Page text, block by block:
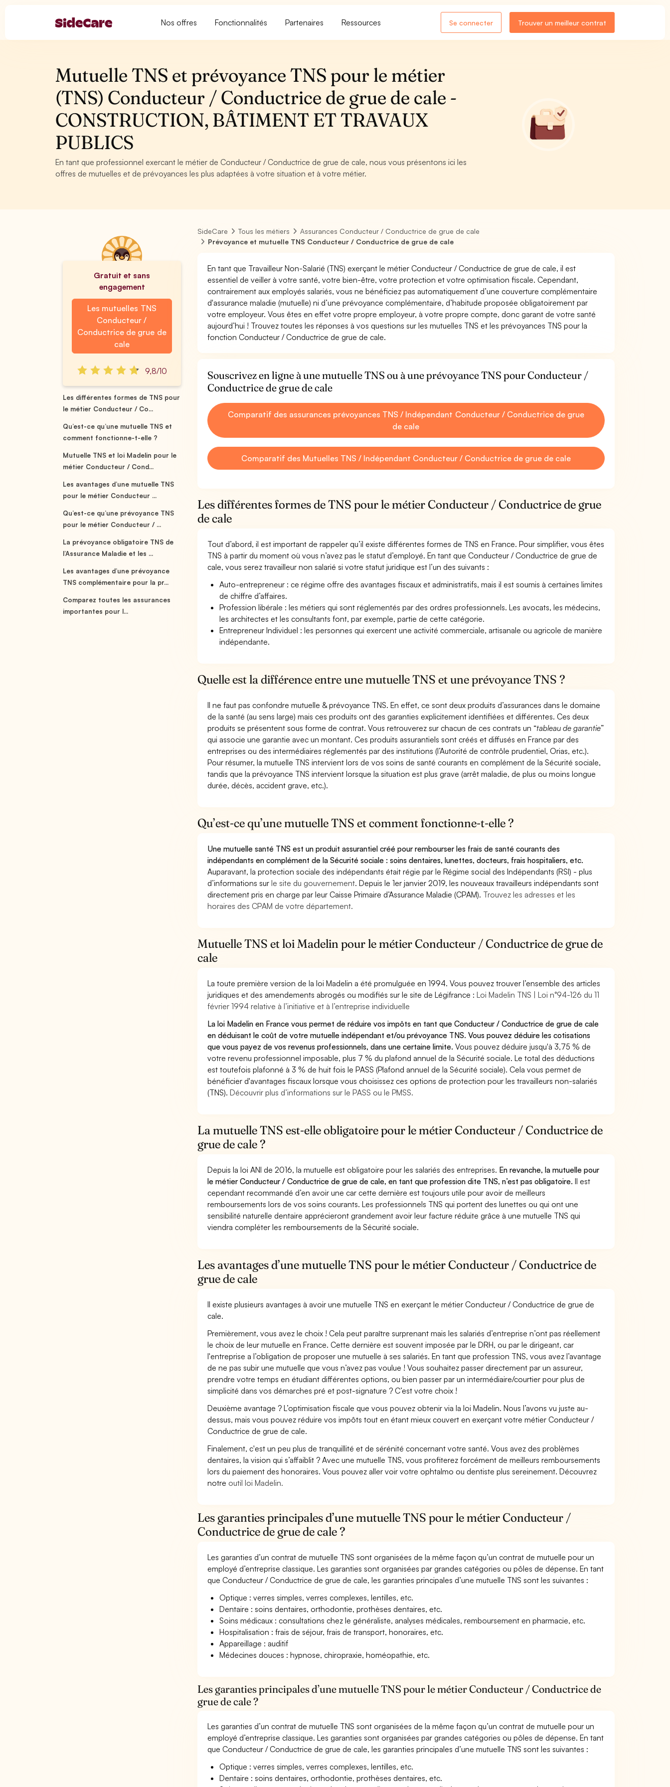
Nos offres Fonctionnalités Partenaires Ressources Se connecter Trouver un meilleur contrat
Mutuelle TNS et prévoyance TNS pour le métier
(TNS) Conducteur / Conductrice de grue de cale -
CONSTRUCTION, BÂTIMENT ET TRAVAUX
PUBLICS
En tant que professionnel exercant le métier de Conducteur / Conductrice de grue de cale, nous vous présentons ici les
offres de mutuelles et de prévoyances les plus adaptées à votre situation et à votre métier.
Gratuit et sans
engagement
Les mutuelles TNS
Conducteur /
Conductrice de grue de
cale
9,8/10
Les différentes formes de TNS pour
le métier Conducteur / Co...
Qu’est-ce qu’une mutuelle TNS et
comment fonctionne-t-elle ?
Mutuelle TNS et loi Madelin pour le
métier Conducteur / Cond...
Les avantages d’une mutuelle TNS
pour le métier Conducteur ...
Qu’est-ce qu’une prévoyance TNS
pour le métier Conducteur / ...
La prévoyance obligatoire TNS de
l’Assurance Maladie et les ...
Les avantages d’une prévoyance
TNS complémentaire pour la pr...
Comparez toutes les assurances
importantes pour l...
SideCare Tous les métiers
Assurances Conducteur / Conductrice de grue de cale
Prévoyance et mutuelle TNS Conducteur / Conductrice de grue de cale
En tant que Travailleur Non-Salarié (TNS) exerçant le métier Conducteur / Conductrice de grue de cale, il est
essentiel de veiller à votre santé, votre bien-être, votre protection et votre optimisation fiscale. Cependant,
contrairement aux employés salariés, vous ne bénéficiez pas automatiquement d’une couverture complémentaire
d'assurance maladie (mutuelle) ni d’une prévoyance complémentaire, d’habitude proposée obligatoirement par
votre employeur. Vous êtes en effet votre propre employeur, à votre propre compte, donc garant de votre santé
aujourd’hui ! Trouvez toutes les réponses à vos questions sur les mutuelles TNS et les prévoyances TNS pour la
fonction Conducteur / Conductrice de grue de cale.
Souscrivez en ligne à une mutuelle TNS ou à une prévoyance TNS pour Conducteur /
Conductrice de grue de cale
Comparatif des assurances prévoyances TNS / Indépendant Conducteur / Conductrice de grue
de cale
Comparatif des Mutuelles TNS / Indépendant Conducteur / Conductrice de grue de cale
Les différentes formes de TNS pour le métier Conducteur / Conductrice de grue
de cale
Tout d’abord, il est important de rappeler qu’il existe différentes formes de TNS en France. Pour simplifier, vous êtes
TNS à partir du moment où vous n’avez pas le statut d’employé. En tant que Conducteur / Conductrice de grue de
cale, vous serez travailleur non salarié si votre statut juridique est l’un des suivants :
Auto-entrepreneur : ce régime offre des avantages fiscaux et administratifs, mais il est soumis à certaines limites
de chiffre d’affaires.
Profession libérale : les métiers qui sont réglementés par des ordres professionnels. Les avocats, les médecins,
les architectes et les consultants font, par exemple, partie de cette catégorie.
Entrepreneur Individuel : les personnes qui exercent une activité commerciale, artisanale ou agricole de manière
indépendante.
Quelle est la différence entre une mutuelle TNS et une prévoyance TNS ?
Il ne faut pas confondre mutuelle & prévoyance TNS. En effet, ce sont deux produits d’assurances dans le domaine
de la santé (au sens large) mais ces produits ont des garanties explicitement identifiées et différentes. Ces deux
produits se présentent sous forme de contrat. Vous retrouverez sur chacun de ces contrats un “tableau de garantie”
qui associe une garantie avec un montant. Ces produits assurantiels sont créés et diffusés en France par des
entreprises ou des intermédiaires réglementés par des institutions (l’Autorité de contrôle prudentiel, Orias, etc.).
Pour résumer, la mutuelle TNS intervient lors de vos soins de santé courants en complément de la Sécurité sociale,
tandis que la prévoyance TNS intervient lorsque la situation est plus grave (arrêt maladie, de plus ou moins longue
durée, décès, accident grave, etc.).
Qu’est-ce qu’une mutuelle TNS et comment fonctionne-t-elle ?
Une mutuelle santé TNS est un produit assurantiel créé pour rembourser les frais de santé courants des
indépendants en complément de la Sécurité sociale : soins dentaires, lunettes, docteurs, frais hospitaliers, etc.
Auparavant, la protection sociale des indépendants était régie par le Régime social des Indépendants (RSI) - plus
d’informations surle site du gouvernement. Depuis le 1er janvier 2019, les nouveaux travailleurs indépendants sont
directement pris en charge par leur Caisse Primaire d’Assurance Maladie (CPAM). Trouvez les adresses et les
horaires des CPAM de votre département.
Mutuelle TNS et loi Madelin pour le métier Conducteur / Conductrice de grue de
cale
La toute première version de la loi Madelin a été promulguée en 1994. Vous pouvez trouver l’ensemble des articles
juridiques et des amendements abrogés ou modifiés sur le site de Légifrance :Loi Madelin TNS | Loi n°94-126 du 11
février 1994 relative à l’initiative et à l’entreprise individuelle
La loi Madelin en France vous permet de réduire vos impôts en tant que Conducteur / Conductrice de grue de cale
en déduisant le coût de votre mutuelle indépendant et/ou prévoyance TNS. Vous pouvez déduire les cotisations
que vous payez de vos revenus professionnels, dans une certaine limite.Vous pouvez déduire jusqu'à 3,75 % de
votre revenu professionnel imposable, plus 7 % du plafond annuel de la Sécurité sociale. Le total des déductions
est toutefois plafonné à 3 % de huit fois le PASS (Plafond annuel de la Sécurité sociale). Cela vous permet de
bénéficier d'avantages fiscaux lorsque vous choisissez ces options de protection pour les travailleurs non-salariés
(TNS).Découvrir plus d’informations sur le PASS ou le PMSS.
La mutuelle TNS est-elle obligatoire pour le métier Conducteur / Conductrice de
grue de cale ?
Depuis la loi ANI de 2016, la mutuelle est obligatoire pour les salariés des entreprises. En revanche, la mutuelle pour
le métier Conducteur / Conductrice de grue de cale, en tant que profession dite TNS, n’est pas obligatoire.Il est
cependant recommandé d’en avoir une car cette dernière est toujours utile pour avoir de meilleurs
remboursements lors de vos soins courants. Les professionnels TNS qui portent des lunettes ou qui ont une
sensibilité naturelle dentaire apprécieront grandement avoir leur facture réduite grâce à une mutuelle TNS qui
viendra compléter les remboursements de la Sécurité sociale.
Les avantages d’une mutuelle TNS pour le métier Conducteur / Conductrice de
grue de cale
Il existe plusieurs avantages à avoir une mutuelle TNS en exerçant le métier Conducteur / Conductrice de grue de
cale.
Premièrement, vous avez le choix ! Cela peut paraître surprenant mais les salariés d’entreprise n’ont pas réellement
le choix de leur mutuelle en France. Cette dernière est souvent imposée par le DRH, ou par le dirigeant, car
l'entreprise a l’obligation de proposer une mutuelle à ses salariés. En tant que profession TNS, vous avez l’avantage
de ne pas subir une mutuelle que vous n’avez pas voulue ! Vous souhaitez passer directement par un assureur,
prendre votre temps en étudiant différentes options, ou bien passer par un intermédiaire/courtier pour plus de
simplicité dans vos démarches pré et post-signature ? C’est votre choix !
Deuxième avantage ? L’optimisation fiscale que vous pouvez obtenir via la loi Madelin. Nous l’avons vu juste au-
dessus, mais vous pouvez réduire vos impôts tout en étant mieux couvert en exerçant votre métier Conducteur /
Conductrice de grue de cale.
Finalement, c'est un peu plus de tranquillité et de sérénité concernant votre santé. Vous avez des problèmes
dentaires, la vision qui s’affaiblit ? Avec une mutuelle TNS, vous profiterez forcément de meilleurs remboursements
lors du paiement des honoraires. Vous pouvez aller voir votre ophtalmo ou dentiste plus sereinement. Découvrez
notre outil loi Madelin.
Les garanties principales d’une mutuelle TNS pour le métier Conducteur /
Conductrice de grue de cale ?
Les garanties d’un contrat de mutuelle TNS sont organisées de la même façon qu’un contrat de mutuelle pour un
employé d’entreprise classique. Les garanties sont organisées par grandes catégories ou pôles de dépense. En tant
que Conducteur / Conductrice de grue de cale, les garanties principales d’une mutuelle TNS sont les suivantes :
Optique : verres simples, verres complexes, lentilles, etc.
Dentaire : soins dentaires, orthodontie, prothèses dentaires, etc.
Soins médicaux : consultations chez le généraliste, analyses médicales, remboursement en pharmacie, etc.
Hospitalisation : frais de séjour, frais de transport, honoraires, etc.
Appareillage : auditif
Médecines douces : hypnose, chiropraxie, homéopathie, etc.
Les garanties principales d’une mutuelle TNS pour le métier Conducteur / Conductrice de
grue de cale ?
Les garanties d’un contrat de mutuelle TNS sont organisées de la même façon qu’un contrat de mutuelle pour un
employé d’entreprise classique. Les garanties sont organisées par grandes catégories ou pôles de dépense. En tant
que Conducteur / Conductrice de grue de cale, les garanties principales d’une mutuelle TNS sont les suivantes :
Optique : verres simples, verres complexes, lentilles, etc.
Dentaire : soins dentaires, orthodontie, prothèses dentaires, etc.